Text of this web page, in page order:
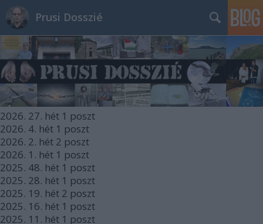
Prusi Dosszié
2026. 27. hét 1 poszt
2026. 4. hét 1 poszt
2026. 2. hét 2 poszt
2026. 1. hét 1 poszt
2025. 48. hét 1 poszt
2025. 28. hét 1 poszt
2025. 19. hét 2 poszt
2025. 16. hét 1 poszt
2025. 11. hét 1 poszt